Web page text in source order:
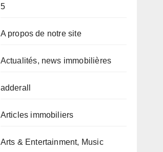
5
A propos de notre site
Actualités, news immobilières
adderall
Articles immobiliers
Arts & Entertainment, Music